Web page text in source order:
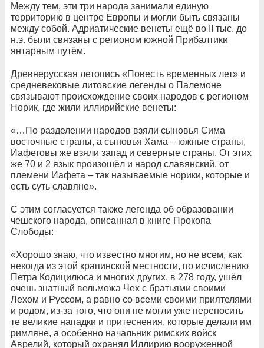
Между тем, эти три народа занимали единую
территорию в центре Европы и могли быть связаны
между собой. Адриатические венеты ещё во II тыс. до
н.э. были связаны с регионом южной Прибалтики
янтарным путём.
Древнерусская летопись «Повесть временных лет» и
средневековые литовские легенды о Палемоне
связывают происхождение своих народов с регионом
Норик, где жили иллирийские венеты:
«…По разделении народов взяли сыновья Сима
восточные страны, а сыновья Хама – южные страны,
Иафетовы же взяли запад и северные страны. От этих
же 70 и 2 язык произошёл и народ славянский, от
племени Иафета – так называемые норики, которые и
есть суть славяне».
С этим согласуется также легенда об образовании
чешского народа, описанная в книге Прокопа
Слободы:
«Хорошо знаю, что известно многим, но не всем, как
некогда из этой крапинской местности, по исчислению
Петра Кодицилюса и многих других, в 278 году, ушёл
очень знатный вельможа Чех с братьями своими
Лехом и Руссом, а равно со всеми своими приятелями
и родом, из-за того, что они не могли уже переносить
те великие нападки и притеснения, которые делали им
римляне, а особенно начальник римских войск
Аврелий, который охранял Иллирию вооруженной